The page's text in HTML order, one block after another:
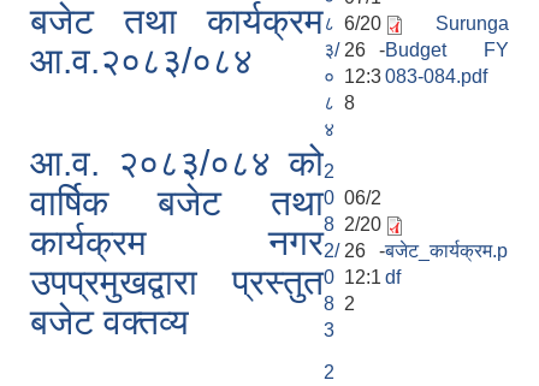
बजेट तथा कार्यक्रम
आ.व.२०८३/०८४
८
३/
०
८
४
6/20
26 -
12:3
8
Surunga
Budget FY
083-084.pdf
आ.व. २०८३/०८४ को
वार्षिक बजेट तथा
कार्यक्रम नगर
उपप्रमुखद्वारा प्रस्तुत
बजेट वक्तव्य
2
0
8
2/
0
8
3
06/2
2/20
26 -
12:1
2
बजेट_कार्यक्रम.p
df
2